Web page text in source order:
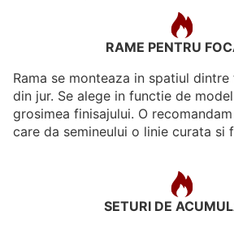
RAME PENTRU
Rama se monteaza in spatiul
din jur. Se alege in functie de
grosimea finisajului. O
care da semineului o linie curata si
SETURI DE